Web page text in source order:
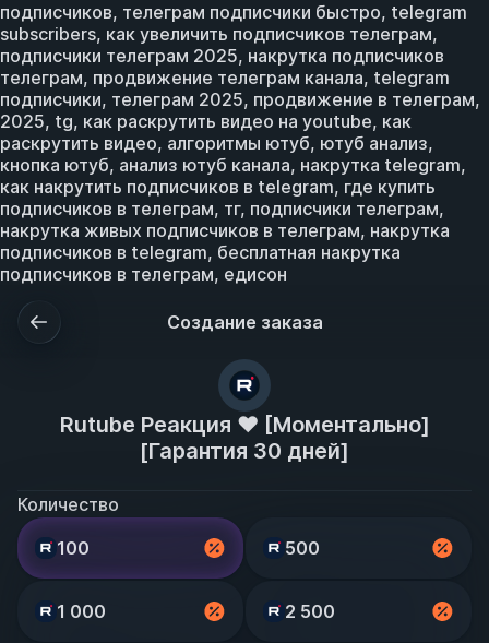
подписчиков, телеграм подписчики быстро, telegram
subscribers, как увеличить подписчиков телеграм,
подписчики телеграм 2025, накрутка подписчиков
телеграм, продвижение телеграм канала, telegram
подписчики, телеграм 2025, продвижение в телеграм,
2025, tg, как раскрутить видео на youtube, как
раскрутить видео, алгоритмы ютуб, ютуб анализ,
кнопка ютуб, анализ ютуб канала, накрутка telegram,
как накрутить подписчиков в telegram, где купить
подписчиков в телеграм, тг, подписчики телеграм,
накрутка живых подписчиков в телеграм, накрутка
подписчиков в telegram, бесплатная накрутка
подписчиков в телеграм, едисон
Создание заказа
Rutube Реакция ❤️ [Моментально]
[Гарантия 30 дней]
Количество
100
500
1 000 2 500